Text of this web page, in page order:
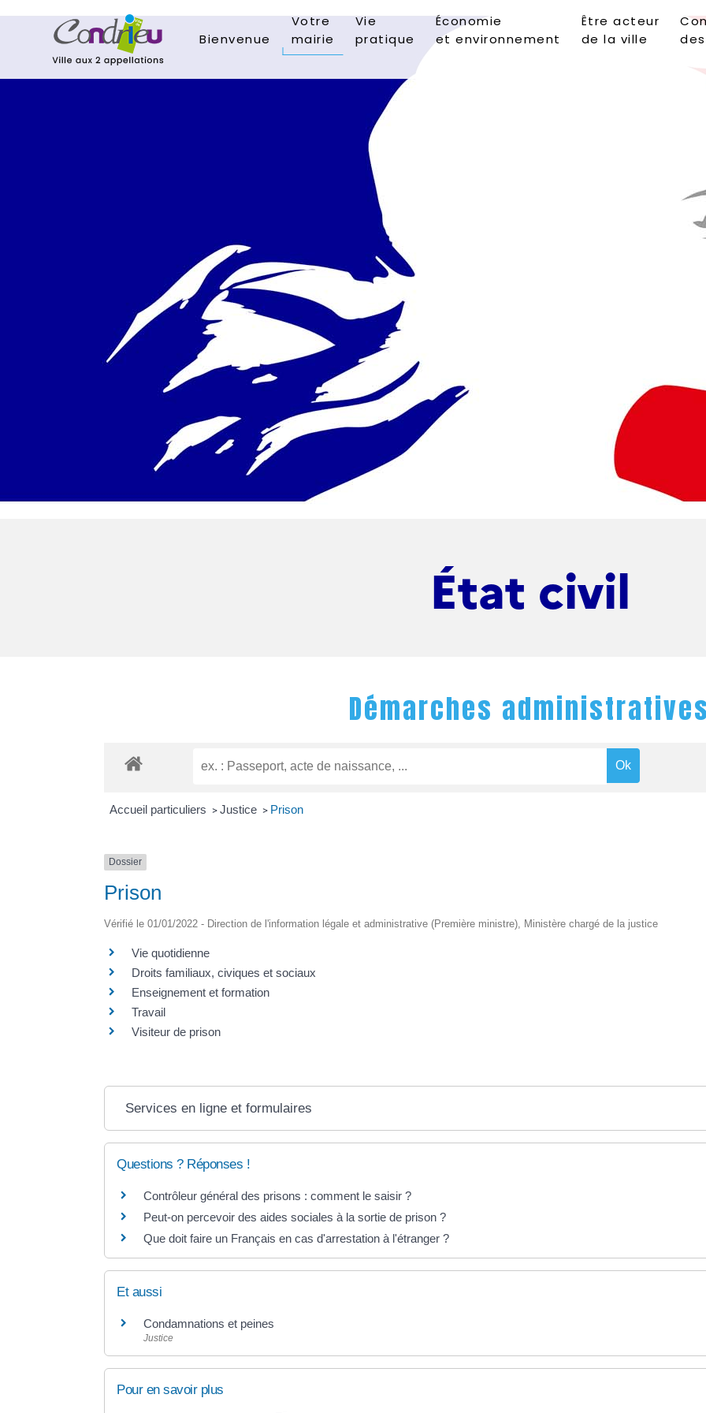
Bienvenue
Votre
mairie
Vie
pratique
Économie
et environnement
Être acteur
de la ville
État civil
Démarches
Accueil particuliers > Justice > Prison
Dossier
Prison
Vérifié le 01/01/2022 - Direction de l'information légale et administrative (Première ministre), Ministère chargé de la justice
Vie quotidienne
Droits familiaux, civiques et sociaux
Enseignement et formation
Travail
Visiteur de prison
Services en ligne et formulaires
Questions ? Réponses !
Contrôleur général des prisons : comment le saisir ?
Peut-on percevoir des aides sociales à la sortie de prison ?
Que doit faire un Français en cas d'arrestation à l'étranger ?
Et aussi
Condamnations et peines
Justice
Pour en savoir plus